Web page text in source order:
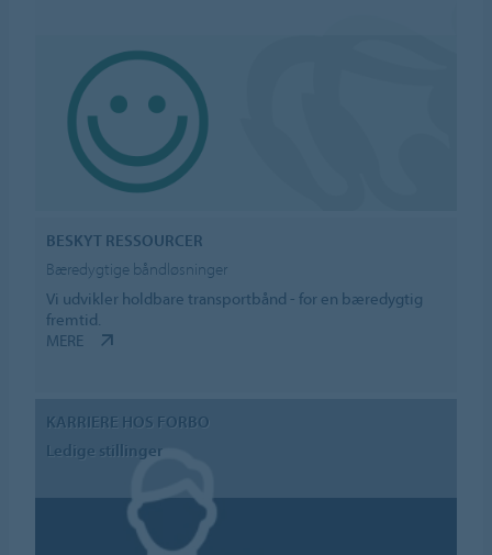
BESKYT RESSOURCER
Bæredygtige båndløsninger
Vi udvikler holdbare transportbånd - for en bæredygtig
fremtid.
MERE
KARRIERE HOS FORBO
Ledige stillinger